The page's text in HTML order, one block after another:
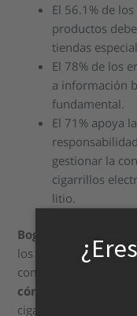
El 56.1% de
productos
tiendas
El 78% de los
a información
fundamental.
El 71% apoya
gestionar la
cigarrillos
litio.
Bogotá, Colombia
los productos de
combustión en
cómo, dónde
por
cigarrillos